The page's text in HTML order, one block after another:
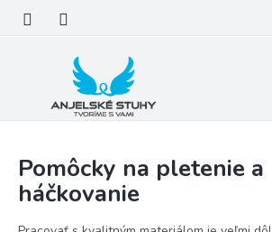
obsah
Pomôcky na pletenie a
háčkovanie